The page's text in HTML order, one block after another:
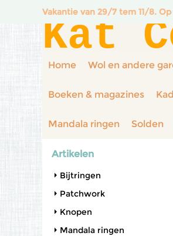
Vakantie van 29/7 tem 11/8.
Kat
Home Wol en andere
Boeken & magazines
Mandala ringen Solden
Artikelen
Bijtringen
Patchwork
Knopen
Mandala ringen